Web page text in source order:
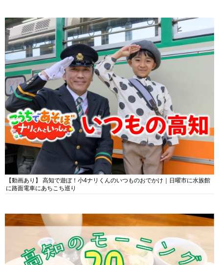
【動画あり】 高知で遊ぼ！小4ナリくんのいつものおでかけ｜日曜市に水族館
に路面電車にあちこち巡り